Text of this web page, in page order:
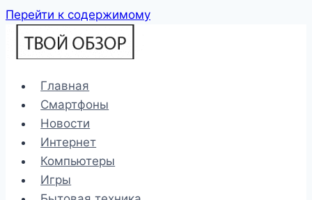
Перейти к содержимому
Главная
Смартфоны
Новости
Интернет
Компьютеры
Игры